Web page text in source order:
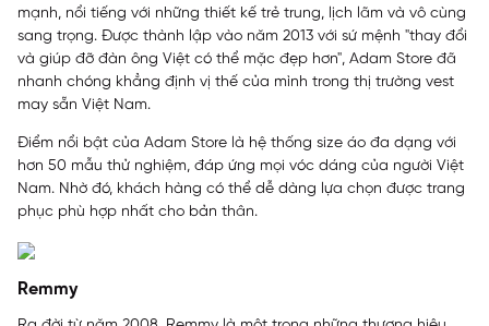
mạnh, nổi tiếng với những thiết kế trẻ trung, lịch lãm và vô cùng
sang trọng. Được thành lập vào năm 2013 với sứ mệnh "thay đổi
và giúp đỡ đàn ông Việt có thể mặc đẹp hơn", Adam Store đã
nhanh chóng khẳng định vị thế của mình trong thị trường vest
may sẵn Việt Nam.
Điểm nổi bật của Adam Store là hệ thống size áo đa dạng với
hơn 50 mẫu thử nghiệm, đáp ứng mọi vóc dáng của người Việt
Nam. Nhờ đó, khách hàng có thể dễ dàng lựa chọn được trang
phục phù hợp nhất cho bản thân.
Remmy